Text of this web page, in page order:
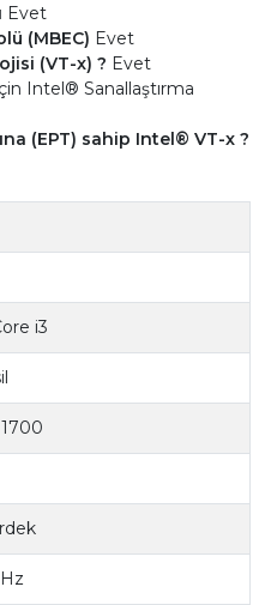
Evet
(MBEC) Evet
(VT-x) ? Evet
Intel® Sanallaştırma
(EPT) sahip Intel® VT-x ?
i3